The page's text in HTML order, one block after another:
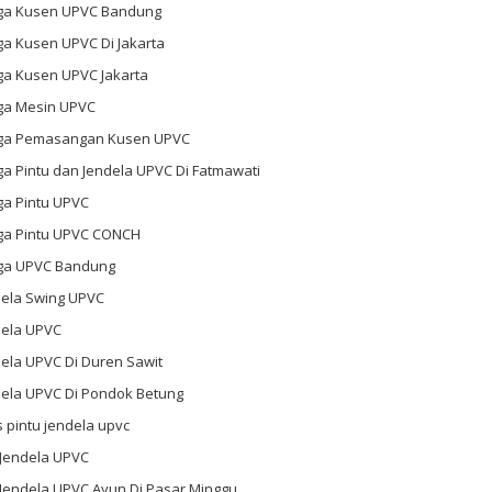
Kusen UPVC Bandung
Kusen UPVC Di Jakarta
Kusen UPVC Jakarta
Mesin UPVC
Pemasangan Kusen UPVC
Pintu dan Jendela UPVC Di Fatmawati
Pintu UPVC
Pintu UPVC CONCH
UPVC Bandung
Swing UPVC
UPVC
UPVC Di Duren Sawit
UPVC Di Pondok Betung
pintu jendela upvc
UPVC